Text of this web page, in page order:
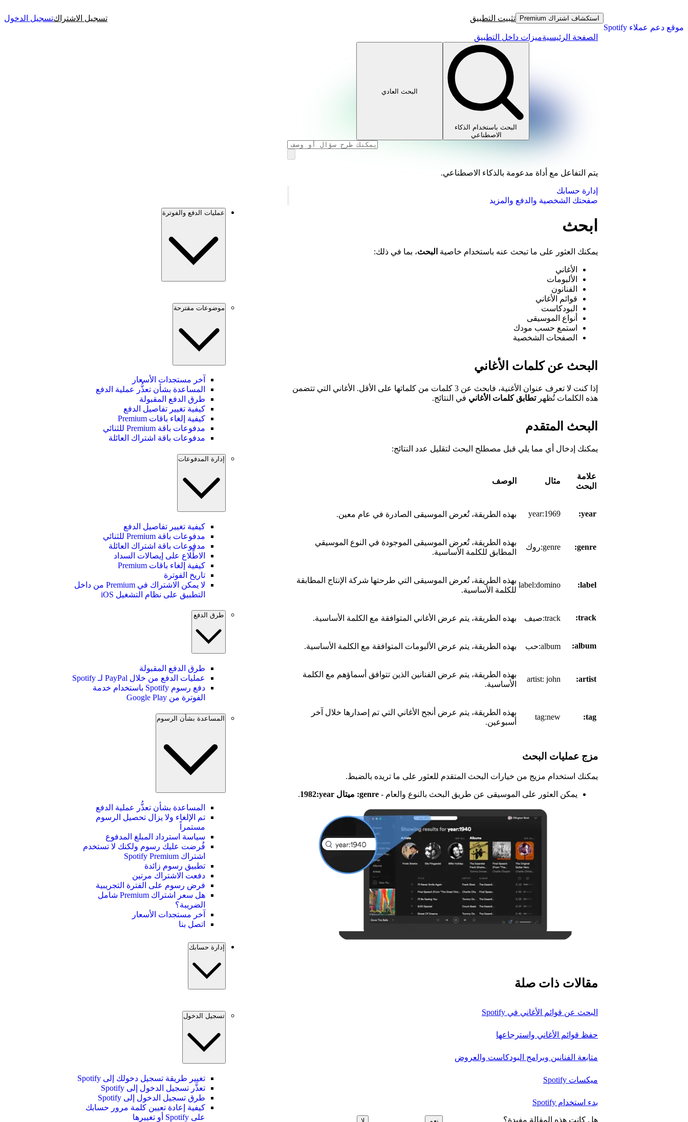
موقع دعم عملاء Spotify
استكشاف اشتراك Premium تثبيت التطبيق تسجيل الاشتراكتسجيل الدخول
الصفحة الرئيسيةميزات داخل التطبيق
البحث باستخدام الذكاء
الاصطناعي
البحث العادي
يتم التفاعل مع أداة مدعومة بالذكاء الاصطناعي.
إدارة حسابك
صفحتك الشخصية والدفع والمزيد
ابحث
يمكنك العثور على ما تبحث عنه باستخدام خاصية البحث، بما في ذلك:
الأغاني
الألبومات
الفنانون
قوائم الأغاني
البودكاست
أنواع الموسيقى
استمع حسب مودك
الصفحات الشخصية
البحث عن كلمات الأغاني
إذا كنت لا تعرف عنوان الأغنية، فابحث عن 3 كلمات من كلماتها على الأقل. الأغاني التي تتضمن
هذه الكلمات تُظهرتطابق كلمات الأغاني في النتائج.
البحث المتقدم
يمكنك إدخال أي مما يلي قبل مصطلح البحث لتقليل عدد النتائج:
علامة
البحث
مثال الوصف
year:
year:1969 بهذه الطريقة، تُعرض الموسيقى الصادرة في عام معين.
genre: genre:روك
بهذه الطريقة، تُعرض الموسيقى الموجودة في النوع الموسيقي
المطابق للكلمة الأساسية.
label:
label:domino
بهذه الطريقة، تُعرض الموسيقى التي طرحتها شركة الإنتاج المطابقة
للكلمة الأساسية.
track: track:صيف بهذه الطريقة، يتم عرض الأغاني المتوافقة مع الكلمة الأساسية.
album: album:حب بهذه الطريقة، يتم عرض الألبومات المتوافقة مع الكلمة الأساسية.
artist:
artist: john
بهذه الطريقة، يتم عرض الفنانين الذين تتوافق أسماؤهم مع الكلمة
الأساسية.
tag:
tag:new
بهذه الطريقة، يتم عرض أنجح الأغاني التي تم إصدارها خلال آخر
أسبوعين.
مزج عمليات البحث
يمكنك استخدام مزيج من خيارات البحث المتقدم للعثور على ما تريده بالضبط.
يمكن العثور على الموسيقى عن طريق البحث بالنوع والعام - genre: ميتال year:‏1982 .
مقالات ذات صلة
البحث عن قوائم الأغاني في Spotify
حفظ قوائم الأغاني واسترجاعها
متابعة الفنانين وبرامج البودكاست والعروض
ميكسات Spotify
بدء استخدام Spotify
هل كانت هذه المقالة مفيدة؟
عمليات الدفع والفوترة
موضوعات مقترحة
آخر مستجدات الأسعار
المساعدة بشأن تعذُّر عملية الدفع
طرق الدفع المقبولة
كيفية تغيير تفاصيل الدفع
كيفية إلغاء باقات Premium
مدفوعات باقة Premium للثنائي
مدفوعات باقة اشتراك العائلة
إدارة المدفوعات
كيفية تغيير تفاصيل الدفع
مدفوعات باقة Premium للثنائي
مدفوعات باقة اشتراك العائلة
الاطِّلاع على إيصالات السداد
كيفية إلغاء باقات Premium
تاريخ الفوترة
لا يمكن الاشتراك في Premium من داخل
التطبيق على نظام التشغيل iOS
طرق الدفع
طرق الدفع المقبولة
عمليات الدفع من خلال PayPal لـ Spotify
دفع رسوم Spotify باستخدام خدمة
الفوترة من Google Play
المساعدة بشأن الرسوم
المساعدة بشأن تعذُّر عملية الدفع
تم الإلغاء ولا يزال تحصيل الرسوم
مستمراً
سياسة استرداد المبلغ المدفوع
فُرضت عليك رسوم ولكنك لا تستخدم
اشتراك Spotify Premium
تطبيق رسوم زائدة
دفعت الاشتراك مرتين
فرض رسوم على الفترة التجريبية
هل سعر اشتراك Premium شامل
الضريبة؟
آخر مستجدات الأسعار
اتصل بنا
إدارة حسابك
تسجيل الدخول
تغيير طريقة تسجيل دخولك إلى Spotify
تعذَّر تسجيل الدخول إلى Spotify
طرق تسجيل الدخول إلى Spotify
كيفية إعادة تعيين كلمة مرور حسابك
على Spotify أو تغييرها